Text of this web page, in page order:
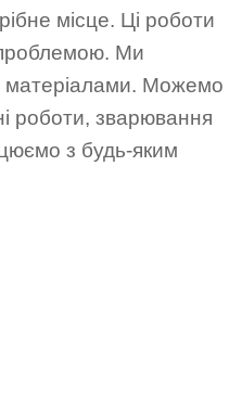
місце. Ці роботи
Ми
матеріалами. Можемо
роботи, зварювання
з будь-яким